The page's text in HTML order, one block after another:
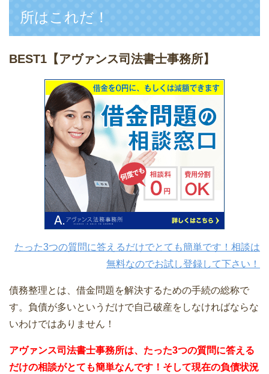
所はこれだ！
BEST1 【アヴァンス司法書士事務所】
たった3つの質問に答えるだけでとても簡単です！相談は
無料なのでお試し登録して下さい！
債務整理とは、借金問題を解決するための手続の総称で
す。負債が多いというだけで自己破産をしなければならな
いわけではありません！
アヴァンス司法書士事務所は、 たった3つの質問に答える
だけの相談がとても簡単なんです！そして現在の負債状況